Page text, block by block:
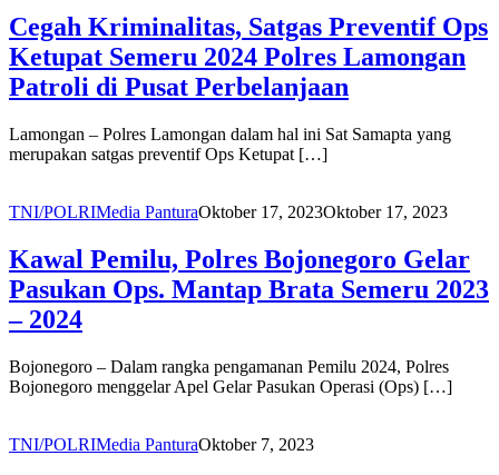
Cegah Kriminalitas, Satgas Preventif Ops
Ketupat Semeru 2024 Polres Lamongan
Patroli di Pusat Perbelanjaan
Lamongan – Polres Lamongan dalam hal ini Sat Samapta yang
merupakan satgas preventif Ops Ketupat […]
TNI/POLRIMedia PanturaOktober 17, 2023Oktober 17, 2023
Kawal Pemilu, Polres Bojonegoro Gelar
Pasukan Ops. Mantap Brata Semeru 2023
– 2024
Bojonegoro – Dalam rangka pengamanan Pemilu 2024, Polres
Bojonegoro menggelar Apel Gelar Pasukan Operasi (Ops) […]
TNI/POLRIMedia PanturaOktober 7, 2023